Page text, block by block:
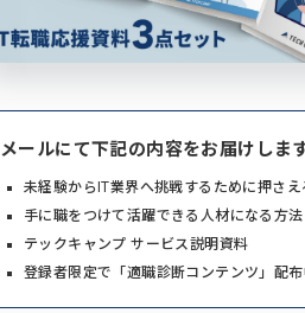
メールにて下記の内容をお届けしま
未経験からIT業界へ挑戦するために押さ
手に職をつけて活躍できる人材になる方法
テックキャンプ サービス説明資料
登録者限定で「適職診断コンテンツ」配布